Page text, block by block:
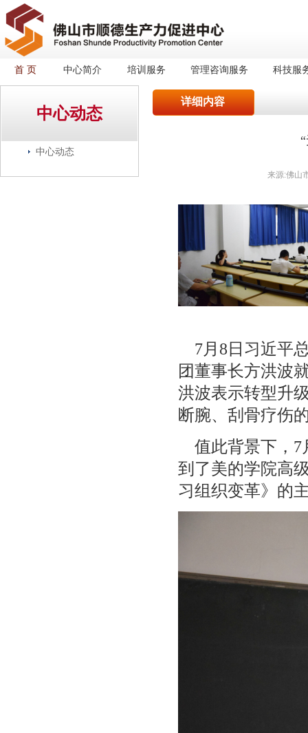
首 页 中心简介 培训服务 管理咨询服务 科技服
中心动态
中心动态
详细内容
来源:佛
7月8日习近平
团董事长方洪波
洪波表示转型升
断腕、刮骨疗伤
值此背景下，7
到了美的学院高
习组织变革》的